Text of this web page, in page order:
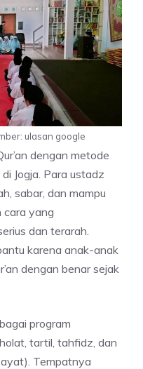
ulasan google
dengan metode
Jogja. Para ustadz
sabar, dan mampu
cara yang
dan terarah.
karena anak-anak
dengan benar sejak
program
tartil, tahfidz, dan
Tempatnya